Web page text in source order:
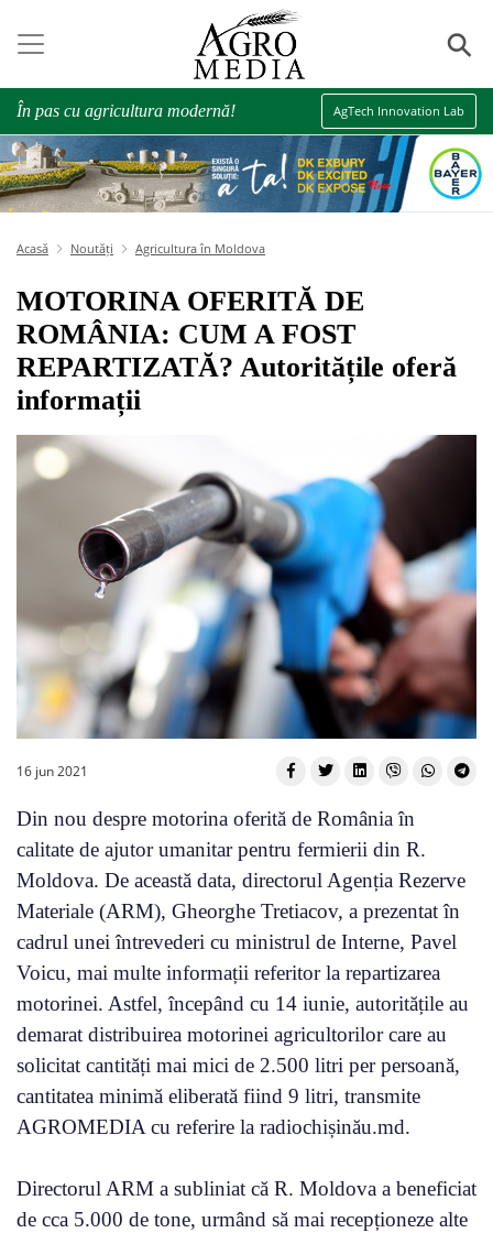
⚲
În pas cu agricultura modernă! AgTech Innovation Lab
Acasă Noutăți Agricultura în Moldova
MOTORINA OFERITĂ DE
ROMÂNIA: CUM A FOST
REPARTIZATĂ? Autoritățile oferă
informații
16 jun 2021
Din nou despre motorina oferită de România în
calitate de ajutor umanitar pentru fermierii din R.
Moldova. De această data, directorul Agenția Rezerve
Materiale (ARM), Gheorghe Tretiacov, a prezentat în
cadrul unei întrevederi cu ministrul de Interne, Pavel
Voicu, mai multe informații referitor la repartizarea
motorinei. Astfel, începând cu 14 iunie, autoritățile au
demarat distribuirea motorinei agricultorilor care au
solicitat cantități mai mici de 2.500 litri per persoană,
cantitatea minimă eliberată fiind 9 litri, transmite
AGROMEDIA cu referire la radiochișinău.md.
Directorul ARM a subliniat că R. Moldova a beneficiat
de cca 5.000 de tone, urmând să mai recepționeze alte